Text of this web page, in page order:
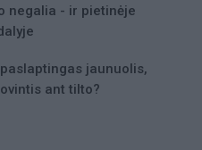
negalia - ir pietinėje
jaunuolis,
ant tilto?